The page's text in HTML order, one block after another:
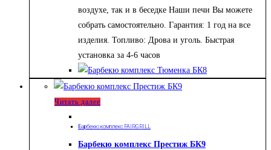
воздухе, так и в беседке Наши печи Вы можете
собрать самостоятельно. Гарантия: 1 год на все
изделия. Топливо: Дрова и уголь. Быстрая
установка за 4-6 часов
Читать далее
Барбекю комплекс FAIRGRILL
Барбекю комплекс Престиж БК9